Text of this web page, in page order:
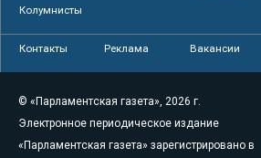
Колумнисты
Контакты Реклама Вакансии
© «Парламентская газета», 2026 г.
Электронное периодическое издание
«Парламентская газета» зарегистрировано в